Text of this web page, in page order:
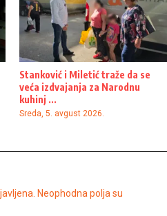
Stanković i Miletić traže da se
veća izdvajanja za Narodnu
kuhinj ...
Sreda, 5. avgust 2026.
Neophodna polja su